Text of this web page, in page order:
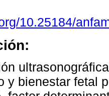
10.25184/
y bienestar fetal